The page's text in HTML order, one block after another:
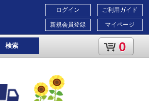
ご利用ガイド
マイページ
ログイン
新規会員登録
検索 0